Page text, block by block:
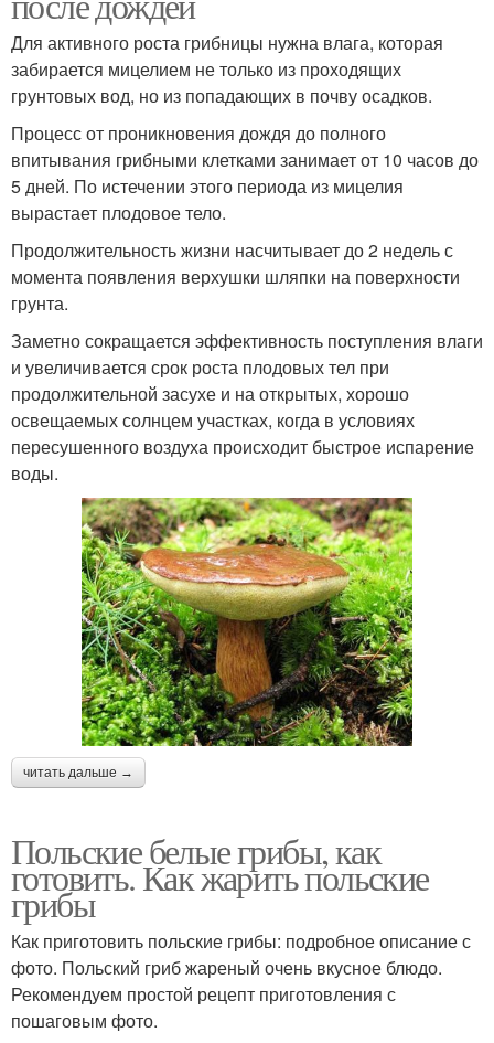
Для активного роста грибницы нужна влага, которая
забирается мицелием не только из проходящих
грунтовых вод, но из попадающих в почву осадков.
Процесс от проникновения дождя до полного
впитывания грибными клетками занимает от 10 часов до
5 дней. По истечении этого периода из мицелия
вырастает плодовое тело.
Продолжительность жизни насчитывает до 2 недель с
момента появления верхушки шляпки на поверхности
грунта.
Заметно сокращается эффективность поступления влаги
и увеличивается срок роста плодовых тел при
продолжительной засухе и на открытых, хорошо
освещаемых солнцем участках, когда в условиях
пересушенного воздуха происходит быстрое испарение
воды.
читать дальше →
Польские белые грибы, как
готовить. Как жарить польские
грибы
Как приготовить польские грибы: подробное описание с
фото. Польский гриб жареный очень вкусное блюдо.
Рекомендуем простой рецепт приготовления с
пошаговым фото.